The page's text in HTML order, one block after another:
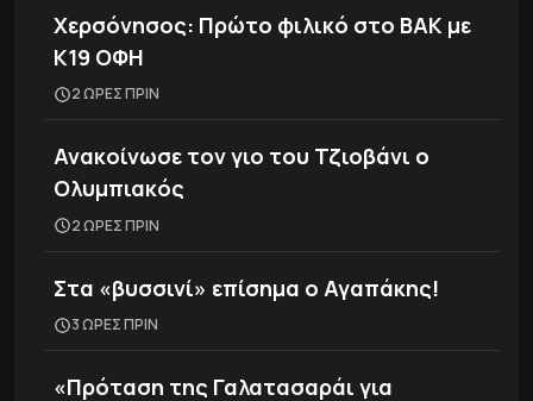
Χερσόνησος: Πρώτο φιλικό στο ΒΑΚ με
Κ19 ΟΦΗ
2 ΩΡΕΣ ΠΡΙΝ
Ανακοίνωσε τον γιο του Τζιοβάνι ο
Ολυμπιακός
2 ΩΡΕΣ ΠΡΙΝ
Στα «βυσσινί» επίσημα ο Αγαπάκης!
3 ΩΡΕΣ ΠΡΙΝ
«Πρόταση της Γαλατασαράι για